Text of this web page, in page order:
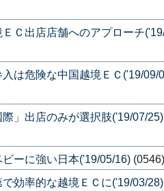
Ｃ出店店舗へのアプローチ
は危険な中国越境ＥＣ('19/09/
」出店のみが選択肢('19/07/25)
ーに強い日本('19/05/16) (0546)
効率的な越境ＥＣに('19/03/28)